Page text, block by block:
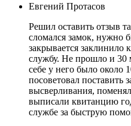
Евгений Протасов
Решил оставить отзыв
сломался замок, нужно
закрывается
службу. Не прошло и 30
себе у него было около
посоветовал поставить
высверливания,
выписали квитанцию
службе за быструю